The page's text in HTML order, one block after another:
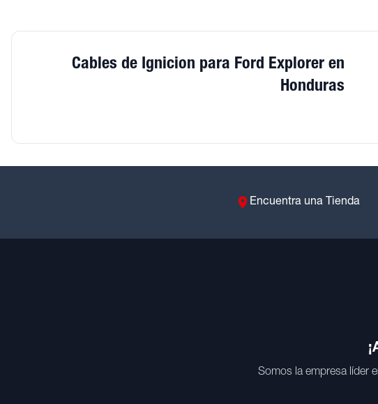
Cables de Ignicion para Ford Explorer en
Honduras
Encuentra una Tienda
Somos la empresa líder